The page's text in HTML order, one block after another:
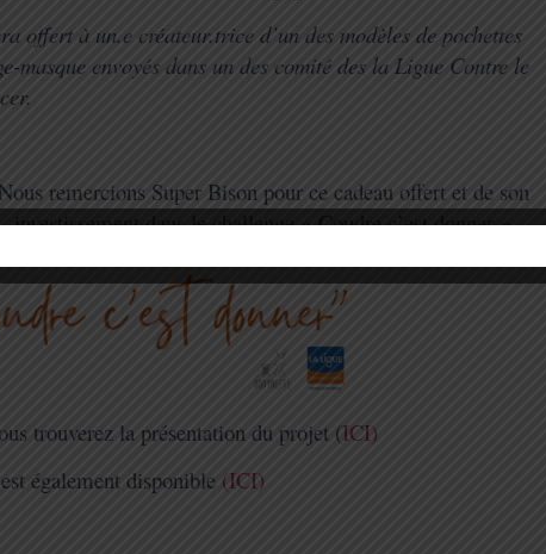
offert à un.e créateur.trice d’un des modèles de pochettes
masque envoyés dans un des comité des la Ligue Contre le
remercions Super Bison pour ce cadeau offert et de son
investissement dans le challenge « Coudre c’est donner »
trouverez la présentation du projet (ICI)
également disponible (ICI)